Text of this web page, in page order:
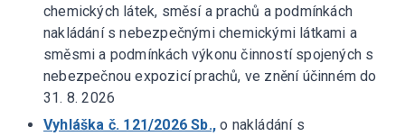
chemických látek, směsí a prachů a podmínkách
nakládání s nebezpečnými chemickými látkami a
směsmi a podmínkách výkonu činností spojených s
nebezpečnou expozicí prachů, ve znění účinném do
31. 8. 2026
Vyhláška č. 121/2026 Sb., o nakládání s